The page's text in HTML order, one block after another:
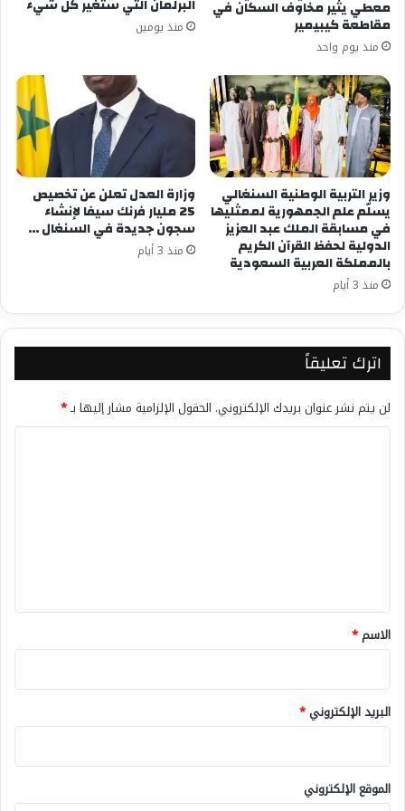
معطي يثير مخاوف السكان في
مقاطعة كيبيمير
منذ يوم واحد
البرلمان التي ستغير كل شيء
منذ يومين
وزير التربية الوطنية السنغالي
يسلّم علم الجمهورية لممثليها
في مسابقة الملك عبد العزيز
الدولية لحفظ القرآن الكريم
بالمملكة العربية السعودية
منذ 3 أيام
وزارة العدل تعلن عن تخصيص
25 مليار فرنك سيفا لإنشاء
سجون جديدة في السنغال …
منذ 3 أيام
اترك تعليقاً
لن يتم نشر عنوان بريدك الإلكتروني. الحقول الإلزامية مشار إليها بـ*
*
الاسم*
البريد الإلكتروني*
الموقع الإلكتروني